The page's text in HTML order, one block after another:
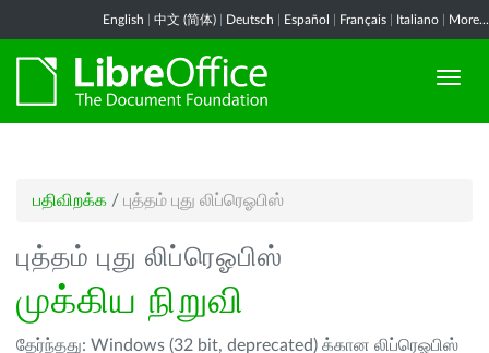
English 中文 (简体) Deutsch Español Français Italiano More...
பதிவிறக்க / புத்தம் புது லிப்ரெஓபிஸ்
புத்தம் புது லிப்ரெஓபிஸ்
முக்கிய நிறுவி
தேர்ந்தது: Windows (32 bit, deprecated) க்கான லிப்ரெஓபிஸ்